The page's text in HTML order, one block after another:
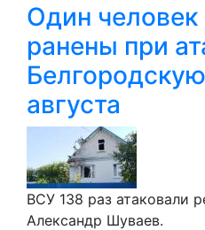
Один человек
ранены при
августа
ВСУ 138 раз атаковали
Александр Шуваев.